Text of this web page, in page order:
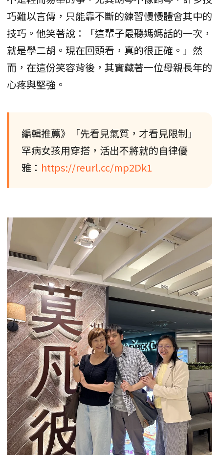
巧難以言傳，只能靠不斷的練習慢慢體會其中的
技巧。他笑著說：「這輩子最聽媽媽話的一次，
就是學二胡。現在回頭看，真的很正確。」然
而，在這份笑容背後，其實藏著一位母親長年的
心疼與堅強。
編輯推薦》「先看見氣質，才看見限制」
罕病女孩用穿搭，活出不將就的自律優
雅： https://reurl.cc/mp2Dk1